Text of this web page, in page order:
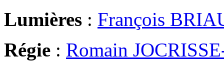
Lumières : François
Régie : Romain